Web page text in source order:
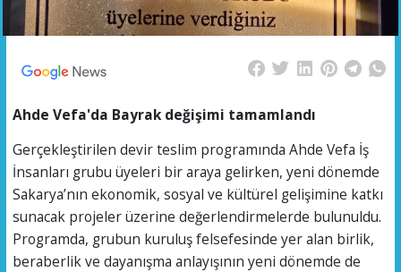
Ahde Vefa'da Bayrak değişimi tamamlandı
Gerçekleştirilen devir teslim programında Ahde Vefa İş
İnsanları grubu üyeleri bir araya gelirken, yeni dönemde
Sakarya’nın ekonomik, sosyal ve kültürel gelişimine katkı
sunacak projeler üzerine değerlendirmelerde bulunuldu.
Programda, grubun kuruluş felsefesinde yer alan birlik,
beraberlik ve dayanışma anlayışının yeni dönemde de